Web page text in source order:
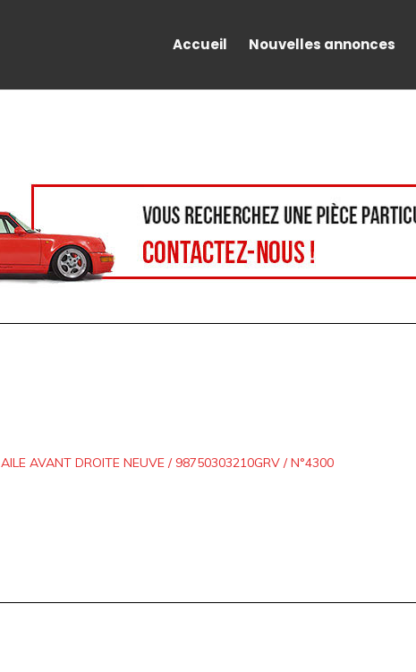
Accueil Nouvelles annonces
AILE AVANT DROITE NEUVE / 98750303210GRV / N°4300